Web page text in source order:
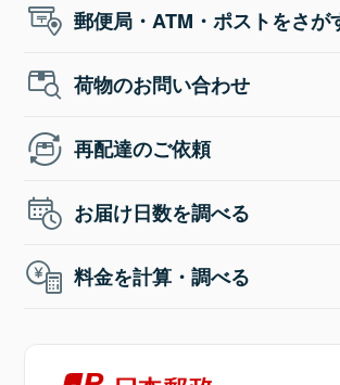
郵便局・ATM・ポストをさが
荷物のお問い合わせ
再配達のご依頼
お届け日数を調べる
料金を計算・調べる